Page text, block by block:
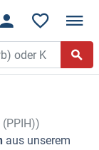
aus unserem